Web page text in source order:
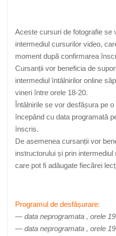
Aceste cursuri de fotografie se
intermediul cursurilor video,
moment după confirmarea
Cursanții vor beneficia de
intermediul întâlnirilor online
vineri între orele 18-20.
Întâlnirile se vor desfășura pe
începând cu data programată
înscris.
De asemenea cursanții vor
instructorului și prin
care pot fi adăugate fiecărei
Programul de desfășurare:
— data neprogramata , orele
— data neprogramata , orele